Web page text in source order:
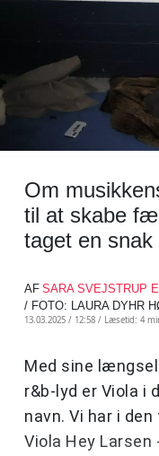
Om
til at skabe
taget en
AF SARA SVEJSTRUP
/ FOTO: LAURA DYHR
13.03.2025 / 12:58 / Læsetid: 4
Med sine
r&b-lyd er Viola i
navn. Vi har i
Viola Hey Larsen